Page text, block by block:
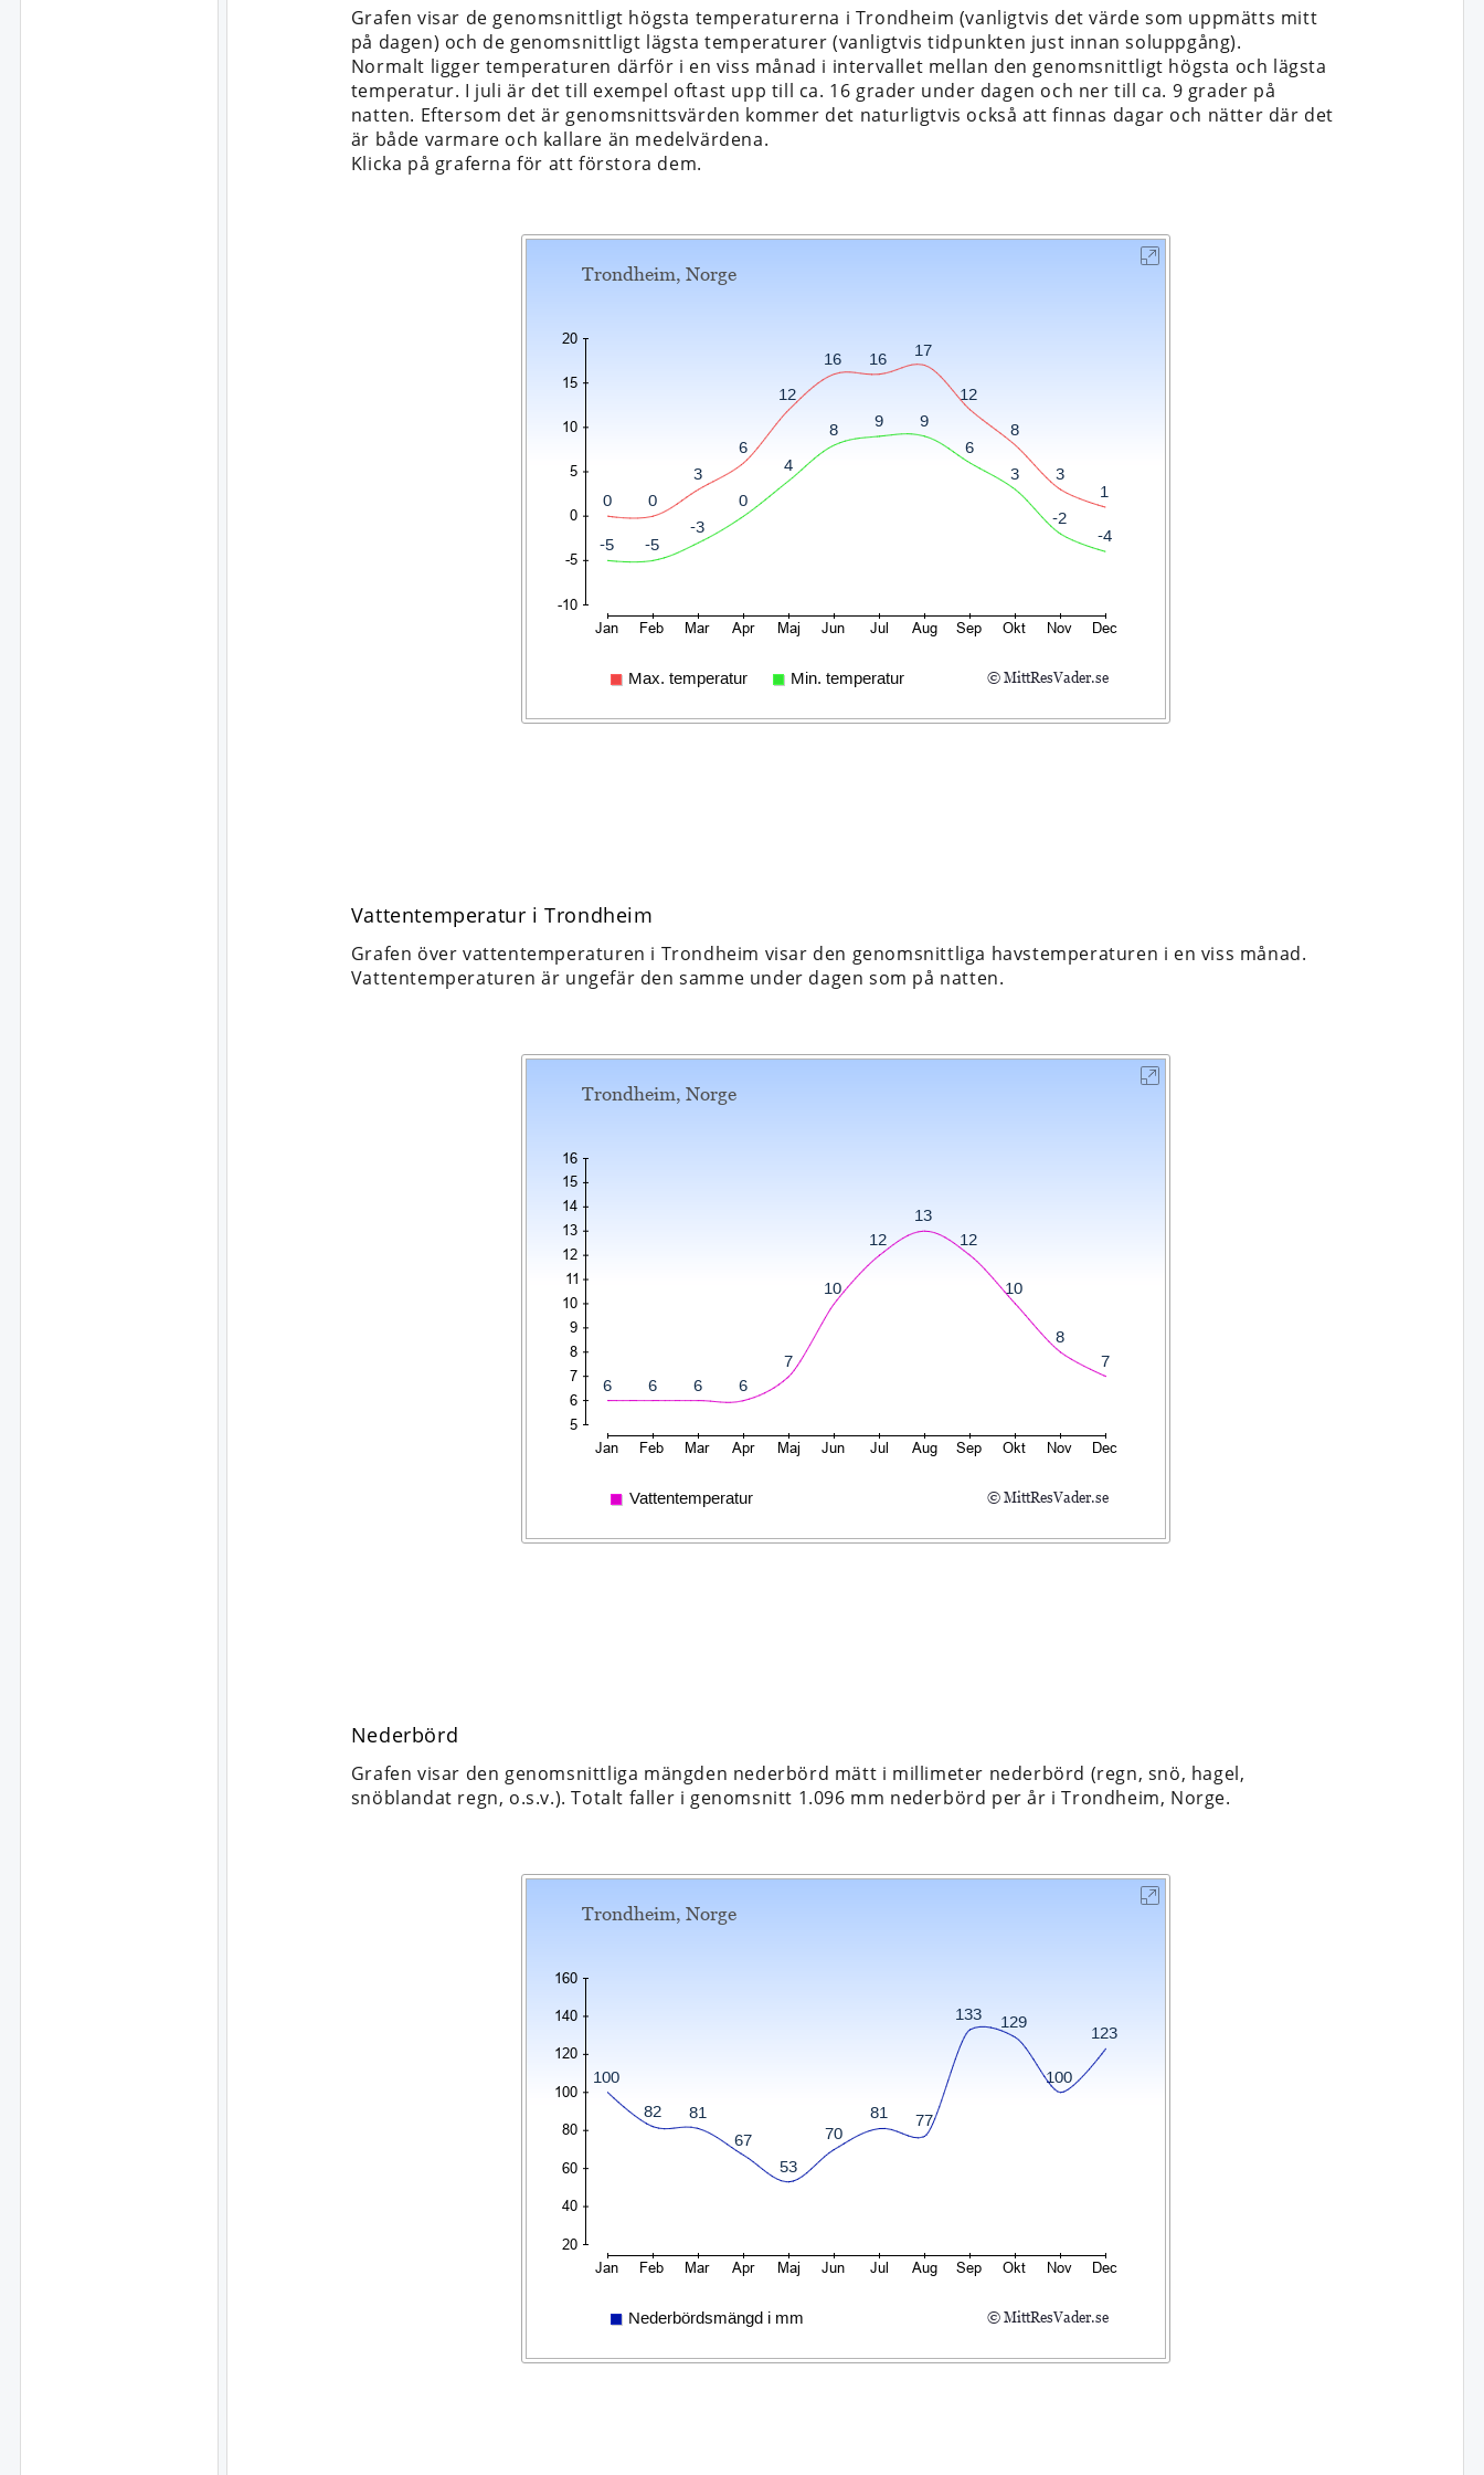
Grafen visar de genomsnittligt högsta temperaturerna i Trondheim (vanligtvis det värde som uppmätts mitt
på dagen) och de genomsnittligt lägsta temperaturer (vanligtvis tidpunkten just innan soluppgång).
Normalt ligger temperaturen därför i en viss månad i intervallet mellan den genomsnittligt högsta och lägsta
temperatur. I juli är det till exempel oftast upp till ca. 16 grader under dagen och ner till ca. 9 grader på
natten. Eftersom det är genomsnittsvärden kommer det naturligtvis också att finnas dagar och nätter där det
är både varmare och kallare än medelvärdena.
Klicka på graferna för att förstora dem.
Vattentemperatur i Trondheim
Grafen över vattentemperaturen i Trondheim visar den genomsnittliga havstemperaturen i en viss månad.
Vattentemperaturen är ungefär den samme under dagen som på natten.
Nederbörd
Grafen visar den genomsnittliga mängden nederbörd mätt i millimeter nederbörd (regn, snö, hagel,
snöblandat regn, o.s.v.). Totalt faller i genomsnitt 1.096 mm nederbörd per år i Trondheim, Norge.